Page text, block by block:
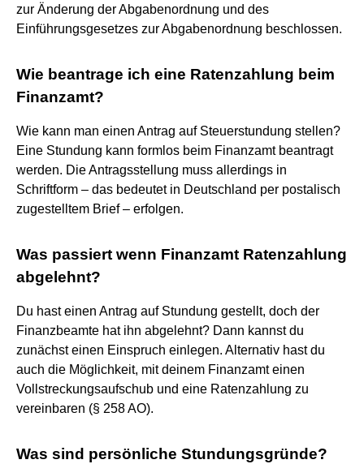
zur Änderung der Abgabenordnung und des
Einführungsgesetzes zur Abgabenordnung beschlossen.
Wie beantrage ich eine Ratenzahlung beim
Finanzamt?
Wie kann man einen Antrag auf Steuerstundung stellen?
Eine Stundung kann formlos beim Finanzamt beantragt
werden. Die Antragsstellung muss allerdings in
Schriftform – das bedeutet in Deutschland per postalisch
zugestelltem Brief – erfolgen.
Was passiert wenn Finanzamt Ratenzahlung
abgelehnt?
Du hast einen Antrag auf Stundung gestellt, doch der
Finanzbeamte hat ihn abgelehnt? Dann kannst du
zunächst einen Einspruch einlegen. Alternativ hast du
auch die Möglichkeit, mit deinem Finanzamt einen
Vollstreckungsaufschub und eine Ratenzahlung zu
vereinbaren (§ 258 AO).
Was sind persönliche Stundungsgründe?